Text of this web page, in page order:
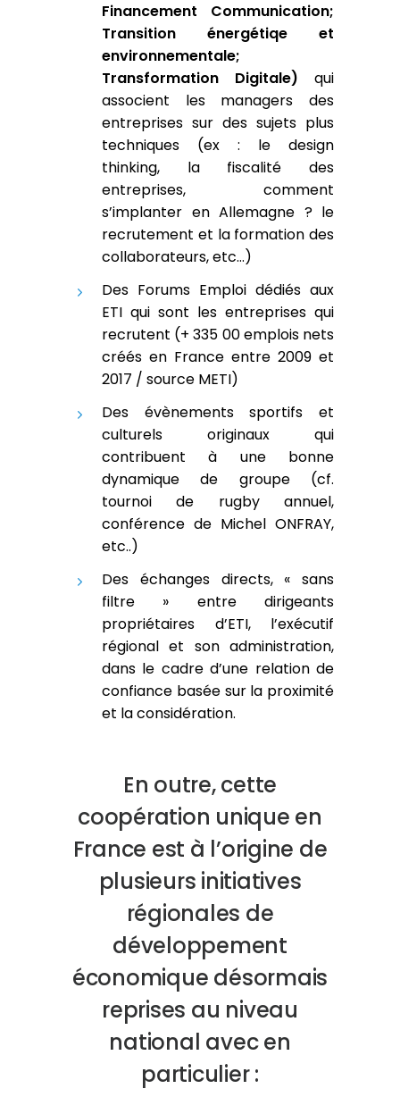
Financement Communication;
Transition énergétiqe et
environnementale;
Transformation Digitale) qui
associent les managers des
entreprises sur des sujets plus
techniques (ex : le design
thinking, la fiscalité des
entreprises, comment
s’implanter en Allemagne ? le
recrutement et la formation des
collaborateurs, etc…)
Des Forums Emploi dédiés aux
ETI qui sont les entreprises qui
recrutent (+ 335 00 emplois nets
créés en France entre 2009 et
2017 / source METI)
Des évènements sportifs et
culturels originaux qui
contribuent à une bonne
dynamique de groupe (cf.
tournoi de rugby annuel,
conférence de Michel ONFRAY,
etc..)
Des échanges directs, « sans
filtre » entre dirigeants
propriétaires d’ETI, l’exécutif
régional et son administration,
dans le cadre d’une relation de
confiance basée sur la proximité
et la considération.
En outre, cette
coopération unique en
France est à l’origine de
plusieurs initiatives
régionales de
développement
économique désormais
reprises au niveau
national avec en
particulier :